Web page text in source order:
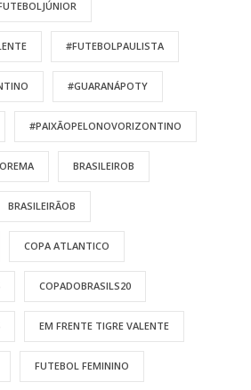
#FUTEBOLPAULISTA
#GUARANÁPOTY
#PAIXÃOPELONOVORIZONTINO
BRASILEIROB
BRASILEIRÃOB
COPA ATLANTICO
COPADOBRASILS20
EM FRENTE TIGRE VALENTE
FUTEBOL FEMININO